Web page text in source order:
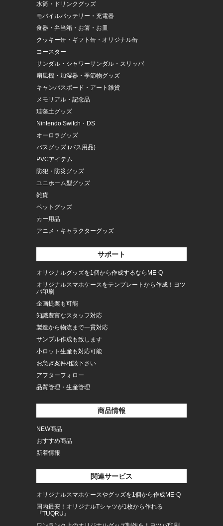
水筒・ドリンクグッズ
モバイルバッテリー・充電器
食器・弁当箱・お箸・お皿
クッキー缶・ギフト缶・オリジナル缶
コースター
サンダル・シャワーサンダル・スリッパ
扇風機・加湿器・季節物グッズ
キャンバスボード・アート雑貨
メモリアル・記念品
珪藻土グッズ
Nintendo Switch・DS
オーロラグッズ
バスグッズ (バス用品)
PVCアイテム
防犯・防災グッズ
ユニホーム型グッズ
雑貨
ペットグッズ
カー用品
アニメ・キャラクターグッズ
サポート
オリジナルグッズを1個から作成するならME-Q
オリジナルスマホケースをテンプレートから作成！ヨツ
バ印刷
企画提案も可能
知識豊富なスタッフ対応
製造から物流まで一貫対応
サンプル作成も致します
小ロット生産も対応可能
お急ぎ案件相談下さい
アフターフォロー
品質管理・生産管理
商品情報
NEW商品
おすすめ商品
新着情報
関連サービス
オリジナルスマホケースやグッズを1個から作成ME-Q
国内最安！オリジナルTシャツが1枚から作れる
『TUQRU』